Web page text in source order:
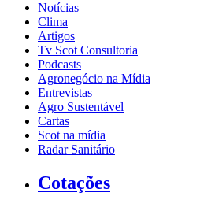
Notícias
Clima
Artigos
Tv Scot Consultoria
Podcasts
Agronegócio na Mídia
Entrevistas
Agro Sustentável
Cartas
Scot na mídia
Radar Sanitário
Cotações